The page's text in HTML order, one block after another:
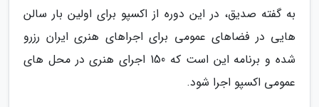
به گفته صدیق، در این دوره از اکسپو برای اولین بار سالن
هایی در فضاهای عمومی برای اجراهای هنری ایران رزرو
شده و برنامه این است که 150 اجرای هنری در محل های
عمومی اکسپو اجرا شود.